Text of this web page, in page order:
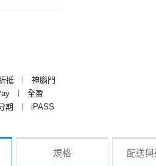
抵 ︱
神腦門
︱
全盈
期 ︱
iPASS
規格 配送與